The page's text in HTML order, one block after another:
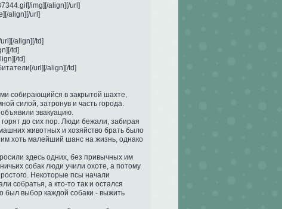
img][/align][/url]
align][/url]
align][/td]
td]
td]
url][/align][/td]
собирающийся в закрытой шахте,
силой, затронув и часть города.
эвакуацию.
до сих пор. Люди бежали, забирая
животных и хозяйство брать было
хоть малейший шанс на жизнь, однако
здесь одних, без привычных им
собак люди учили охоте, а потому
Некоторые псы начали
собратья, а кто-то так и остался
был выбор каждой собаки - выжить